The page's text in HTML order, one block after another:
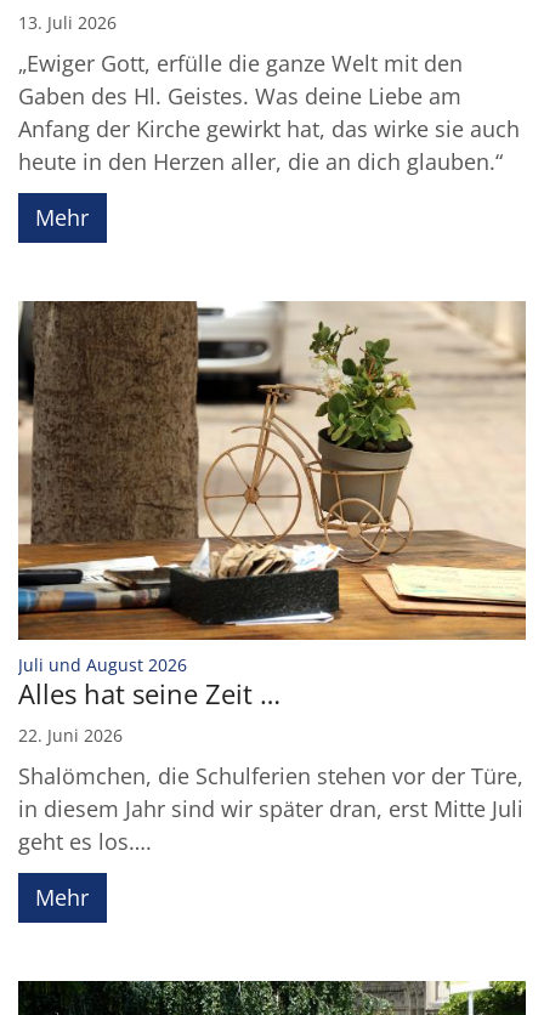
13. Juli 2026
„Ewiger Gott, erfülle die ganze Welt mit den
Gaben des Hl. Geistes. Was deine Liebe am
Anfang der Kirche gewirkt hat, das wirke sie auch
heute in den Herzen aller, die an dich glauben.“
Mehr
Juli und August 2026:
Alles hat seine Zeit …
22. Juni 2026
Shalömchen, die Schulferien stehen vor der Türe,
in diesem Jahr sind wir später dran, erst Mitte Juli
geht es los….
Mehr